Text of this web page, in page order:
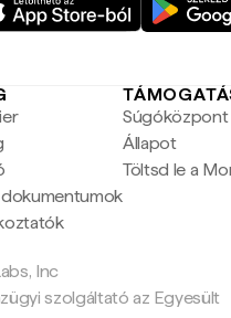
dokumentumok
Súgóközpont
Állapot
Töltsd le a
Inc
szolgáltató az Egyesült